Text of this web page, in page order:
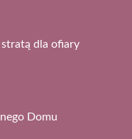
stratą dla ofiary
Domu